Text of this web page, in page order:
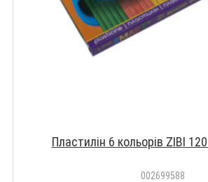
Пластилін 6 кольорів ZIBI
002699588